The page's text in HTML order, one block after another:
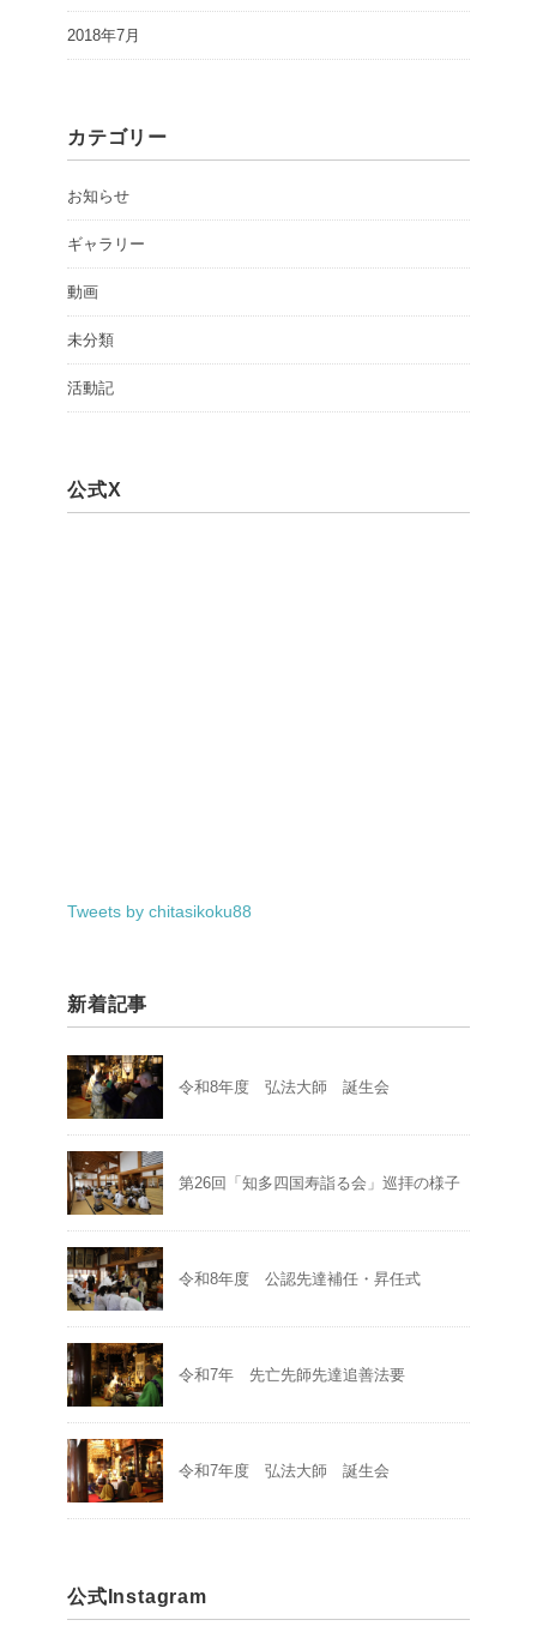
2018年7月
カテゴリー
お知らせ
ギャラリー
動画
未分類
活動記
公式X
Tweets by chitasikoku88
新着記事
令和8年度 弘法大師 誕生会
第26回「知多四国寿詣る会」巡拝の様子
令和8年度 公認先達補任・昇任式
令和7年 先亡先師先達追善法要
令和7年度 弘法大師 誕生会
公式Instagram